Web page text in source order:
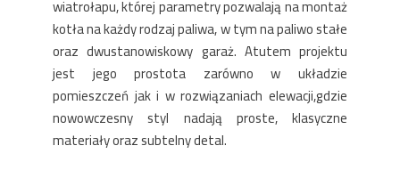
wiatrołapu, której parametry pozwalają na montaż
kotła na każdy rodzaj paliwa, w tym na paliwo stałe
oraz dwustanowiskowy garaż. Atutem projektu
jest jego prostota zarówno w układzie
pomieszczeń jak i w rozwiązaniach elewacji,gdzie
nowowczesny styl nadają proste, klasyczne
materiały oraz subtelny detal.